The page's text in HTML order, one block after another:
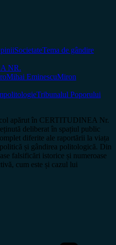
SocietateTema de gândire
NR.
Mihai EminescuMiron
politologieTribunalul Poporului
apărut în CERTITUDINEA Nr.
deliberat în spațiul public
diferite ale raportării la viața
și gândirea politologică. Din
falsificări istorice și numeroase
cum este și cazul lui